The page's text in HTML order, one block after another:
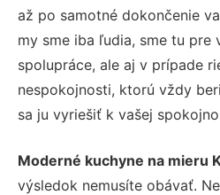
až po samotné dokončenie
my sme iba ľudia, sme tu pre
spolupráce, ale aj v prípade
nespokojnosti, ktorú vždy
sa ju vyriešiť k vašej
Moderné kuchyne na mieru
výsledok nemusíte obávať.